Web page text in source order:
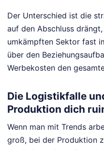
Der Unterschied ist die
auf den Abschluss
umkämpften Sektor fast
über den
Werbekosten den
Die Logistikfalle
Produktion dich
Wenn man mit Trends
groß, bei der Produktion